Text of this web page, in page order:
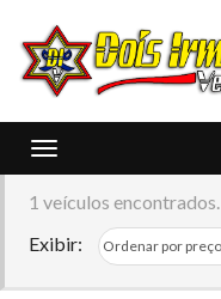
Toggle navigation
1 veículos encontrados.
Exibir: